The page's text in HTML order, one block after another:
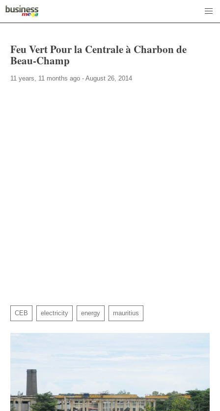
Feu Vert Pour la Centrale à Charbon de
Beau-Champ
11 years, 11 months ago - August 26, 2014
CEB electricity energy mauritius